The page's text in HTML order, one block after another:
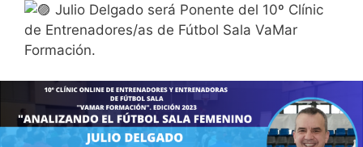
Julio Delgado será Ponente del 10º Clínic
de Entrenadores/as de Fútbol Sala VaMar
Formación.